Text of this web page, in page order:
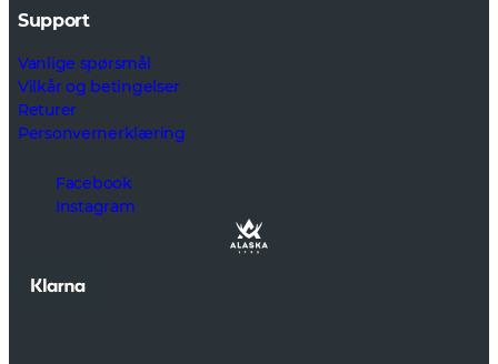
Support
Vanlige spørsmål
Vilkår og betingelser
Returer
Personvernerklæring
Facebook
Instagram